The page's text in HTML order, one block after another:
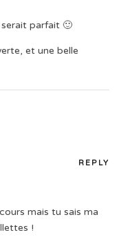
parfait 🙂
et une belle
REPLY
mais tu sais ma
!